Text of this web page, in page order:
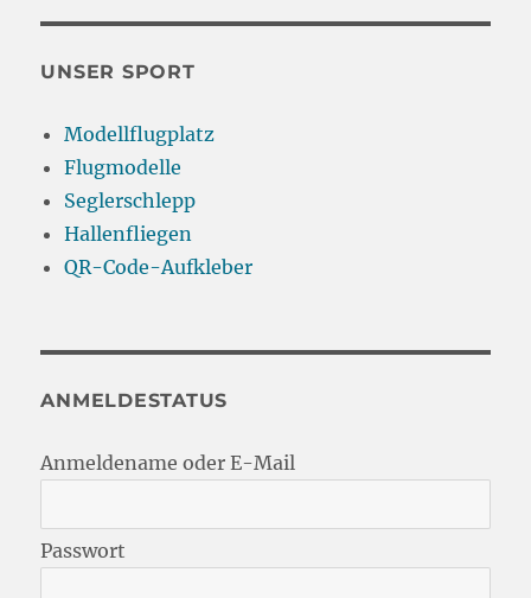
UNSER SPORT
Modellflugplatz
Flugmodelle
Seglerschlepp
Hallenfliegen
QR-Code-Aufkleber
ANMELDESTATUS
Anmeldename oder E-Mail
Passwort